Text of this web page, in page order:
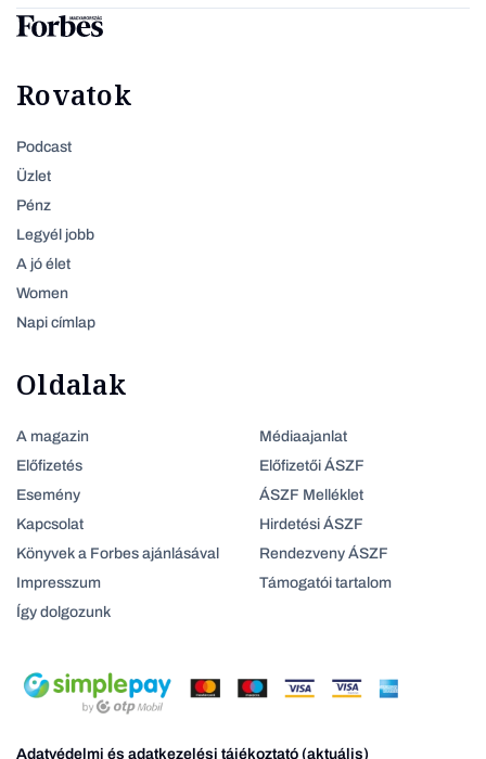
Rovatok
Podcast
Üzlet
Pénz
Legyél jobb
A jó élet
Women
Napi címlap
Oldalak
A magazin
Előfizetés
Esemény
Kapcsolat
Könyvek a Forbes ajánlásával
Impresszum
Így dolgozunk
Médiaajanlat
Előfizetői ÁSZF
ÁSZF Melléklet
Hirdetési ÁSZF
Rendezveny ÁSZF
Támogatói tartalom
Adatvédelmi és adatkezelési tájékoztató (aktuális)